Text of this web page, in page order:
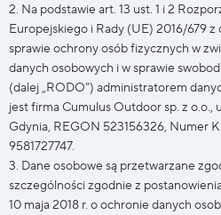
2. Na podstawie art. 13 ust. 1 i 2
Europejskiego i Rady (UE) 2016/679 z
sprawie ochrony osób fizycznych w
danych osobowych i w sprawie
(dalej „RODO”) administratorem
jest firma Cumulus Outdoor sp. z o.o.,
Gdynia, REGON 523156326, Numer
9581727747.
3. Dane osobowe są przetwarzane
szczególności zgodnie z
10 maja 2018 r. o ochronie danych